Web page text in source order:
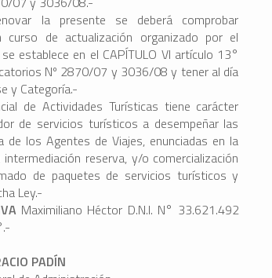
la presente se deberá comprobar
de actualización organizado por el
establece en el CAPÍTULO VI artículo 13°
Nº 2870/07 y 3036/08 y tener al día
y Categoría.-
de Actividades Turísticas tiene carácter
de servicios turísticos a desempeñar las
de los Agentes de Viajes, enunciadas en la
reserva, y/o comercialización
de paquetes de servicios turísticos y
Ley.-
Maximiliano Héctor D.N.I. N° 33.621.492
PADÍN